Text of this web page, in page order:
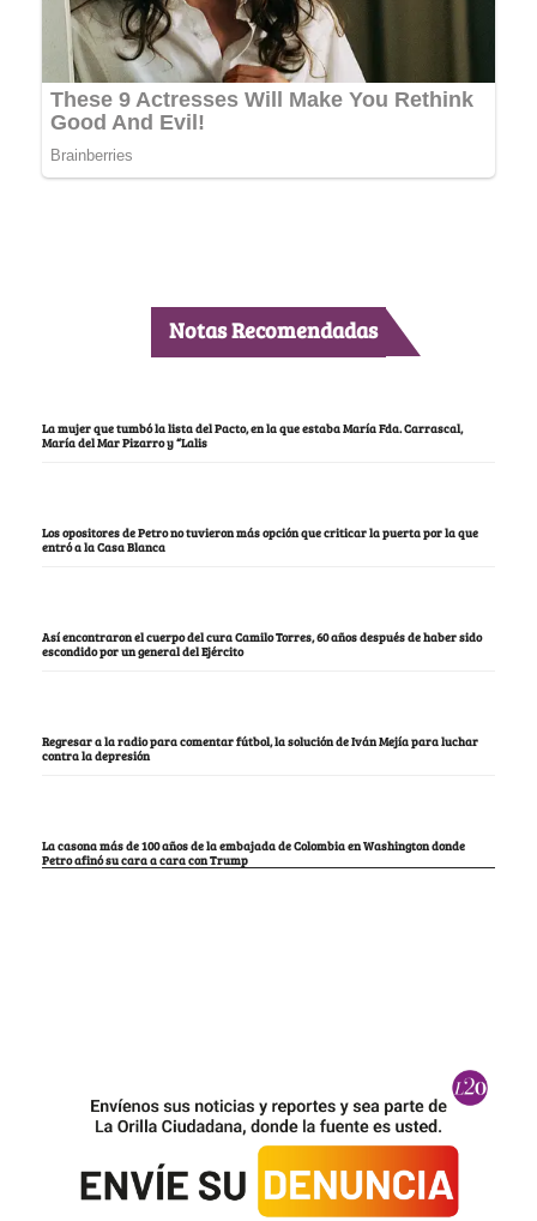
Notas Recomendadas
La mujer que tumbó la lista del Pacto, en la que estaba María Fda. Carrascal,
María del Mar Pizarro y “Lalis
Los opositores de Petro no tuvieron más opción que criticar la puerta por la que
entró a la Casa Blanca
Así encontraron el cuerpo del cura Camilo Torres, 60 años después de haber sido
escondido por un general del Ejército
Regresar a la radio para comentar fútbol, la solución de Iván Mejía para luchar
contra la depresión
La casona más de 100 años de la embajada de Colombia en Washington donde
Petro afinó su cara a cara con Trump